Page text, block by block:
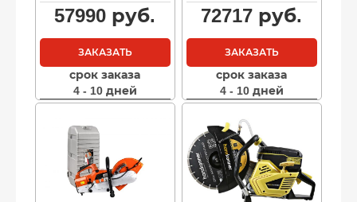
57990 руб.
ЗАКАЗАТЬ
срок заказа
4 - 10 дней
72717 руб.
ЗАКАЗАТЬ
срок заказа
4 - 10 дней